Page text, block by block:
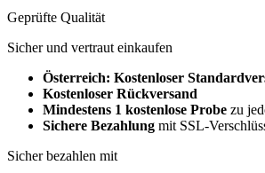
Geprüfte Qualität
Sicher und vertraut einkaufen
Österreich: Kostenloser
Kostenloser Rückversand
Mindestens 1 kostenlose Probe zu
Sichere Bezahlung mit SSL-
Sicher bezahlen mit